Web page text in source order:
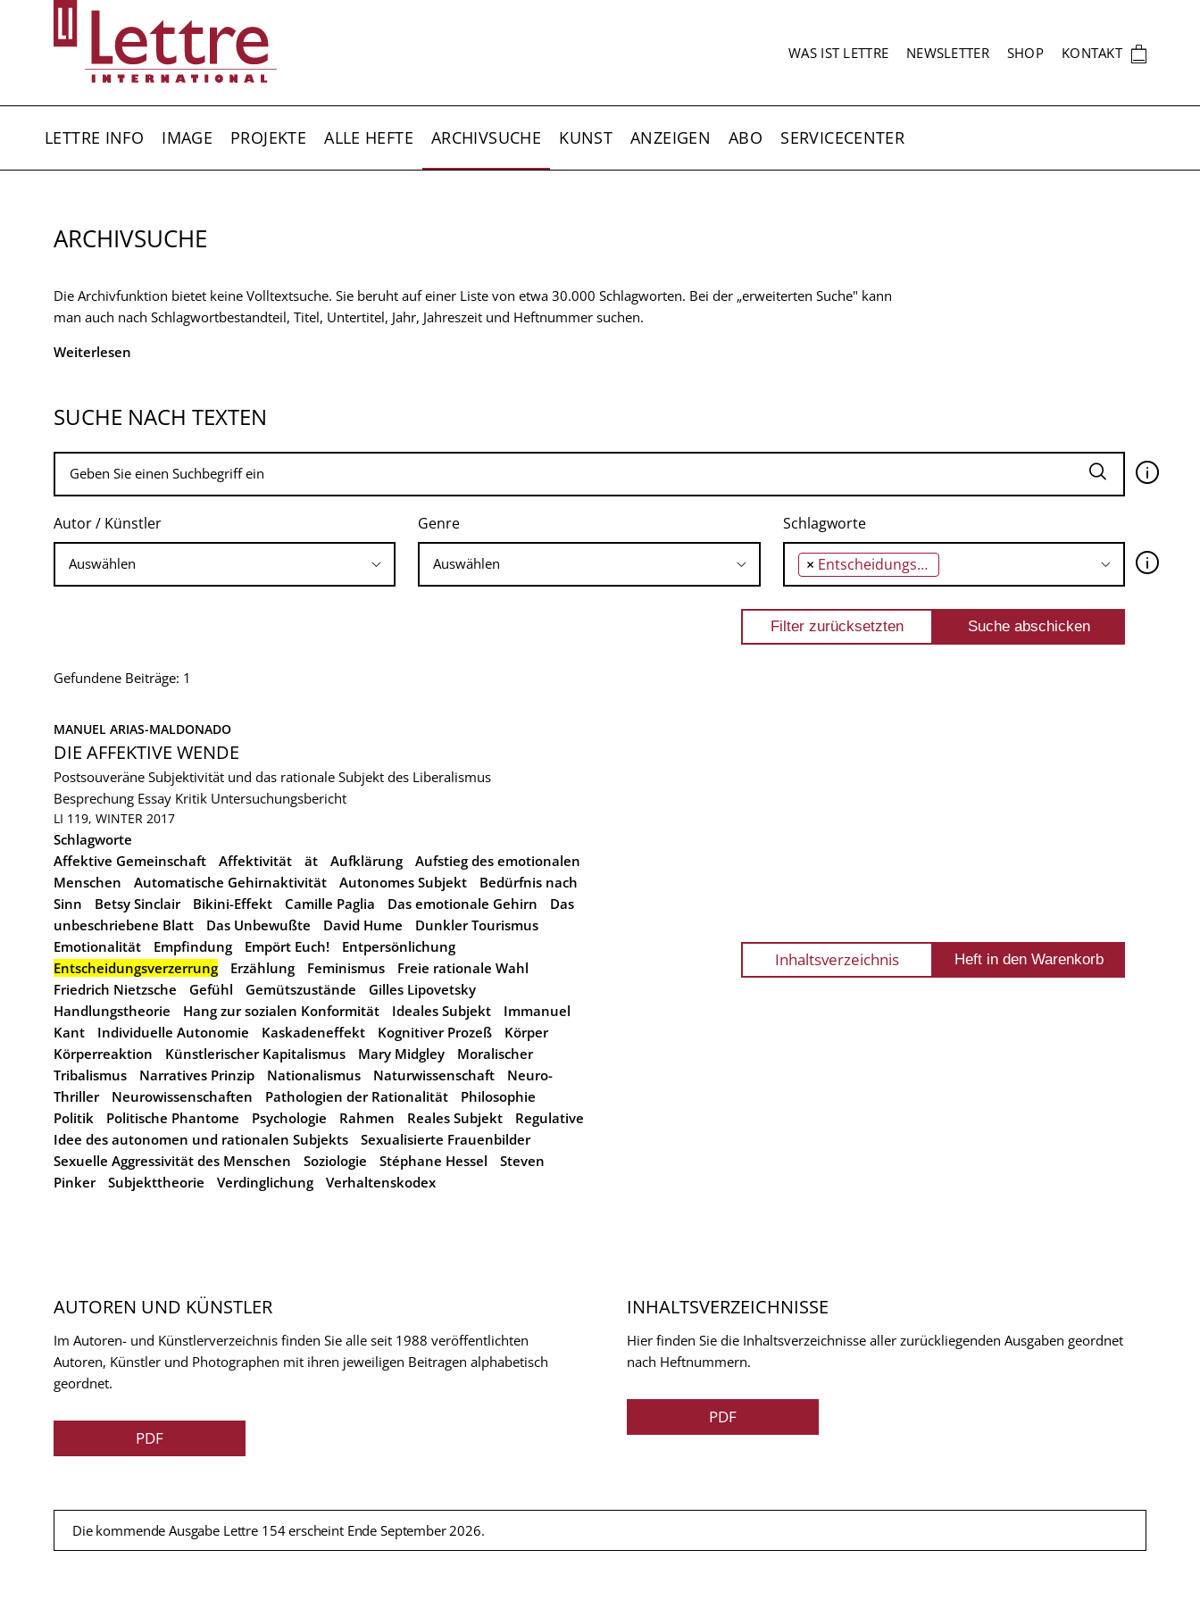
SEKUNDÄRNAVIGATION
WAS IST LETTRE NEWSLETTER SHOP KONTAKT 🛍
LETTRE INFO IMAGE PROJEKTE ALLE HEFTE ARCHIVSUCHE KUNST ANZEIGEN ABO SERVICECENTER
ARCHIVSUCHE
Die Archivfunktion bietet keine Volltextsuche. Sie beruht auf einer Liste von etwa 30.000 Schlagworten. Bei der „erweiterten Suche" kann
man auch nach Schlagwortbestandteil, Titel, Untertitel, Jahr, Jahreszeit und Heftnummer suchen.
Weiterlesen
SUCHE NACH TEXTEN
🛈
Autor / Künstler Genre Schlagworte
× Entscheidungsverzerrung 🛈
Gefundene Beiträge: 1
MANUEL ARIAS-MALDONADO
DIE AFFEKTIVE WENDE
Postsouveräne Subjektivität und das rationale Subjekt des Liberalismus
Besprechung Essay Kritik Untersuchungsbericht
LI 119, WINTER 2017
Schlagworte
Affektive Gemeinschaft
Affektivität ät Aufklärung
Aufstieg des emotionalen
Menschen
Automatische Gehirnaktivität Autonomes Subjekt
Bedürfnis nach
Sinn
Betsy Sinclair Bikini-Effekt Camille Paglia Das emotionale Gehirn
Das
unbeschriebene Blatt
Das Unbewußte David Hume
Dunkler Tourismus
Emotionalität
Empfindung Empört Euch!
Entpersönlichung
Entscheidungsverzerrung
Erzählung Feminismus
Freie rationale Wahl
Friedrich Nietzsche
Gefühl Gemütszustände
Gilles Lipovetsky
Handlungstheorie
Hang zur sozialen Konformität Ideales Subjekt
Immanuel
Kant
Individuelle Autonomie Kaskadeneffekt Kognitiver Prozeß
Körper
Körperreaktion
Künstlerischer Kapitalismus Mary Midgley
Moralischer
Tribalismus
Narratives Prinzip Nationalismus Naturwissenschaft
Neuro-
Thriller
Neurowissenschaften Pathologien der Rationalität
Philosophie
Politik
Politische Phantome Psychologie Rahmen Reales Subjekt
Regulative
Idee des autonomen und rationalen Subjekts
Sexualisierte Frauenbilder
Sexuelle Aggressivität des Menschen
Soziologie Stéphane Hessel
Steven
Pinker
Subjekttheorie Verdinglichung Verhaltenskodex
Inhaltsverzeichnis
AUTOREN UND KÜNSTLER
Im Autoren- und Künstlerverzeichnis finden Sie alle seit 1988 veröffentlichten
Autoren, Künstler und Photographen mit ihren jeweiligen Beitragen alphabetisch
geordnet.
PDF
INHALTSVERZEICHNISSE
Hier finden Sie die Inhaltsverzeichnisse aller zurückliegenden Ausgaben geordnet
nach Heftnummern.
PDF
Die kommende Ausgabe Lettre 154 erscheint Ende September 2026.